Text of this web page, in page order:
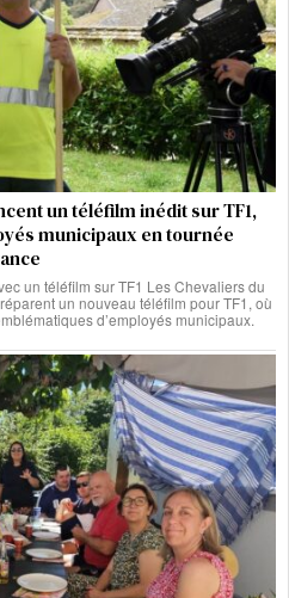
un téléfilm inédit sur TF1,
municipaux en tournée
un téléfilm sur TF1 Les Chevaliers du
un nouveau téléfilm pour TF1, où
d’employés municipaux.